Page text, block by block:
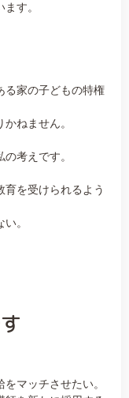
す。
る家の子どもの特権
ねません。
考えです。
育を受けられるよう
い。
マッチさせたい。